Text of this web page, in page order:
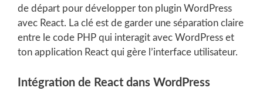
de départ pour développer ton plugin WordPress
avec React. La clé est de garder une séparation claire
entre le code PHP qui interagit avec WordPress et
ton application React qui gère l’interface utilisateur.
Intégration de React dans WordPress